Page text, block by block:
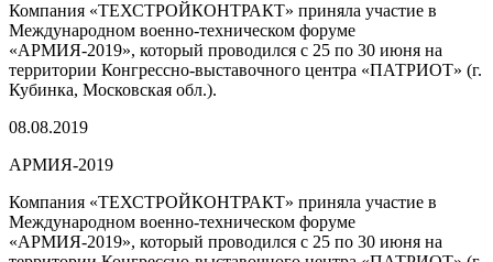
Компания «ТЕХСТРОЙКОНТРАКТ» приняла участие в
Международном военно-техническом форуме
«АРМИЯ-2019», который проводился с 25 по 30 июня на
территории Конгрессно-выставочного центра «ПАТРИОТ» (г.
Кубинка, Московская обл.).
08.08.2019
АРМИЯ-2019
Компания «ТЕХСТРОЙКОНТРАКТ» приняла участие в
Международном военно-техническом форуме
«АРМИЯ-2019», который проводился с 25 по 30 июня на